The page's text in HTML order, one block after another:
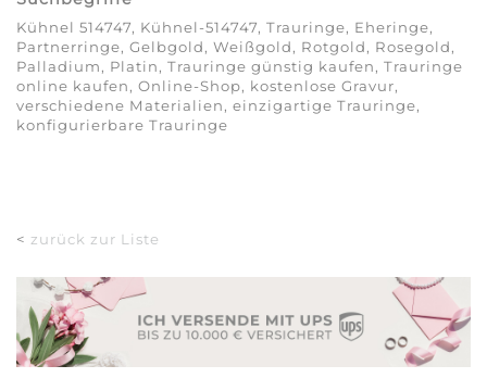
Kühnel 514747, Kühnel-514747, Trauringe, Eheringe,
Partnerringe, Gelbgold, Weißgold, Rotgold, Rosegold,
Palladium, Platin, Trauringe günstig kaufen, Trauringe
online kaufen, Online-Shop, kostenlose Gravur,
verschiedene Materialien, einzigartige Trauringe,
konfigurierbare Trauringe
< zurück zur Liste